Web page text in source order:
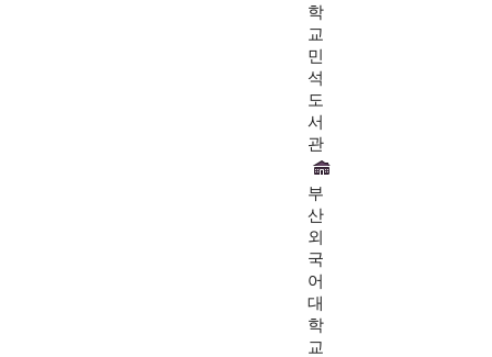
학
교
민
석
도
서
관
부
산
외
국
어
대
학
교